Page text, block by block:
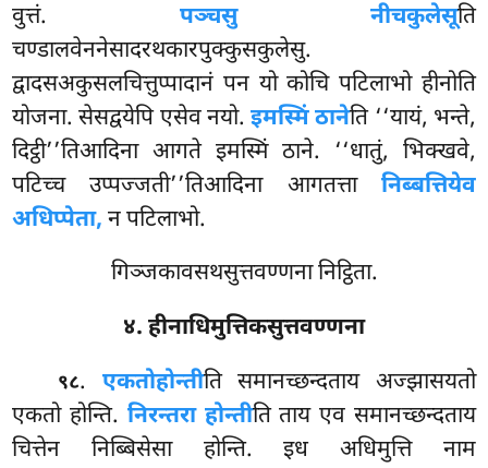
वुत्तं. पञ्चसु नीचकुलेसूति
चण्डालवेननेसादरथकारपुक्कुसकुलेसु.
द्वादसअकुसलचित्तुप्पादानं पन यो कोचि पटिलाभो हीनोति
योजना. सेसद्वयेपि एसेव नयो.इमस्मिं ठानेति ‘‘यायं, भन्ते,
दिट्ठी’’तिआदिना आगते इमस्मिं ठाने. ‘‘धातुं, भिक्खवे,
पटिच्च उप्पज्जती’’तिआदिना आगतत्ता निब्बत्तियेव
अधिप्पेता, न पटिलाभो.
गिञ्जकावसथसुत्तवण्णना निट्ठिता.
४. हीनाधिमुत्तिकसुत्तवण्णना
९८. एकतोहोन्तीति समानच्छन्दताय अज्झासयतो
एकतो होन्ति. निरन्तरा होन्तीति ताय एव समानच्छन्दताय
चित्तेन निब्बिसेसा होन्ति. इध अधिमुत्ति नाम